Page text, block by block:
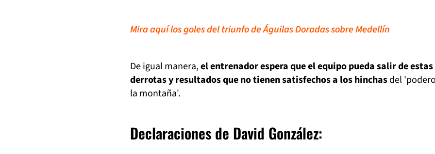
Mira aquí los goles del triunfo de Águilas Doradas sobre Medellín
De igual manera,el entrenador espera que el equipo pueda salir de estas
derrotas y resultados que no tienen satisfechos a los hinchasdel
la montaña'.
Declaraciones de David González: